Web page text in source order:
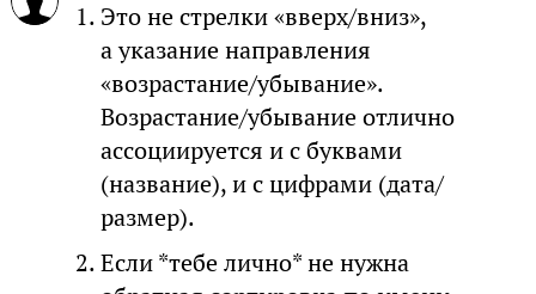
Это не стрелки «вверх/вниз»,
а указание направления
«возрастание/убывание».
Возрастание/убывание отлично
ассоциируется и с буквами
(название), и с цифрами (дата/
размер).
Если *тебе лично* не нужна